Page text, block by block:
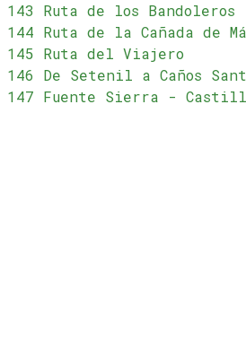
143 Ruta de los Bandoleros
144 Ruta de la Cañada de
145 Ruta del Viajero
146 De Setenil a Caños
147 Fuente Sierra -